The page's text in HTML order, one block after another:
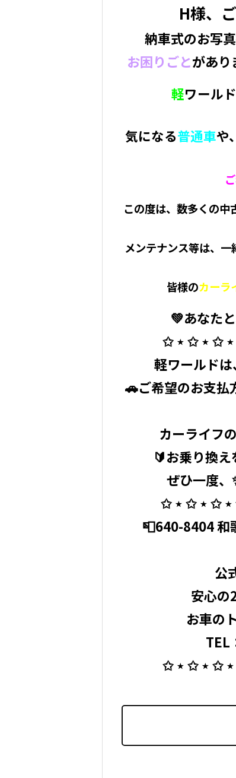
H様、
納車式のお写
お困りごとがあり
軽ワール
気になる普通車や、
この度は、数多くの中
メンテナンス等は、
皆様のカーラ
💚あなた
✩ ⋆ ✩ ⋆ ✩
軽ワールド
🚗ご希望のお支払
カーライフ
🔰お乗り換
ぜひ一度、
✩ ⋆ ✩ ⋆ ✩
📮640-8404 和
公
安心の
お車の
TEL
✩ ⋆ ✩ ⋆ ✩